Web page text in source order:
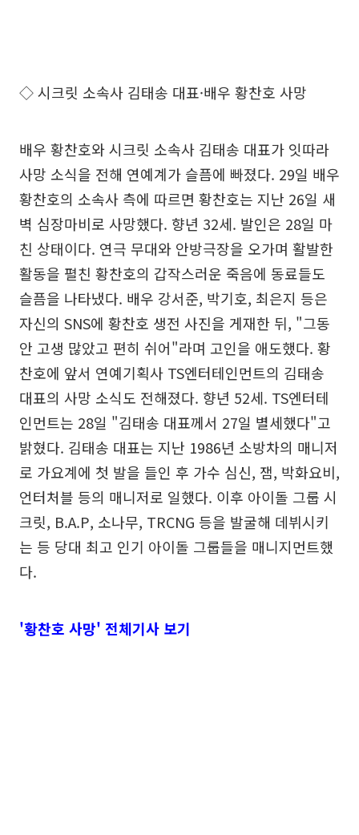
◇ 시크릿 소속사 김태송 대표·배우 황찬호 사망
배우 황찬호와 시크릿 소속사 김태송 대표가 잇따라
사망 소식을 전해 연예계가 슬픔에 빠졌다. 29일 배우
황찬호의 소속사 측에 따르면 황찬호는 지난 26일 새
벽 심장마비로 사망했다. 향년 32세. 발인은 28일 마
친 상태이다. 연극 무대와 안방극장을 오가며 활발한
활동을 펼친 황찬호의 갑작스러운 죽음에 동료들도
슬픔을 나타냈다. 배우 강서준, 박기호, 최은지 등은
자신의 SNS에 황찬호 생전 사진을 게재한 뒤, "그동
안 고생 많았고 편히 쉬어"라며 고인을 애도했다. 황
찬호에 앞서 연예기획사 TS엔터테인먼트의 김태송
대표의 사망 소식도 전해졌다. 향년 52세. TS엔터테
인먼트는 28일 "김태송 대표께서 27일 별세했다"고
밝혔다. 김태송 대표는 지난 1986년 소방차의 매니저
로 가요계에 첫 발을 들인 후 가수 심신, 잼, 박화요비,
언터처블 등의 매니저로 일했다. 이후 아이돌 그룹 시
크릿, B.A.P, 소나무, TRCNG 등을 발굴해 데뷔시키
는 등 당대 최고 인기 아이돌 그룹들을 매니지먼트했
다.
'황찬호 사망' 전체기사 보기